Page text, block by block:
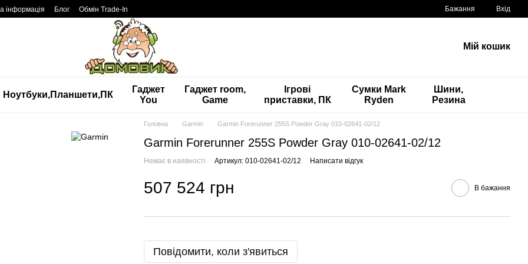
інформація Блог Обмін Trade-In Бажання Вхід
Мій кошик
Ноутбуки,Планшети,ПК
Гаджет
You
Гаджет room,
Game
Ігрові
приставки, ПК
Сумки Mark
Ryden
Шини,
Резина
Головна Garmin Garmin Forerunner 255S Powder Gray 010-02641-02/12
Garmin Forerunner 255S Powder Gray 010-02641-02/12
Немає в наявності Артикул: 010-02641-02/12 Написати відгук
507 524 грн В бажання
Повідомити, коли з'явиться